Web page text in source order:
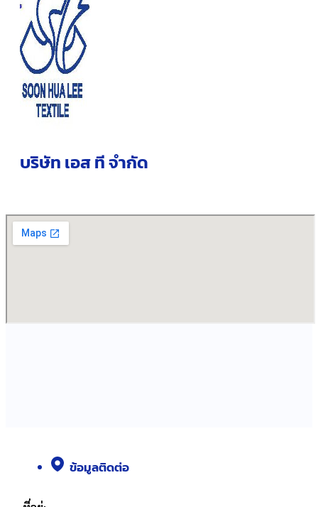
บริษัท เอส ที จำกัด
ข้อมูลติดต่อ